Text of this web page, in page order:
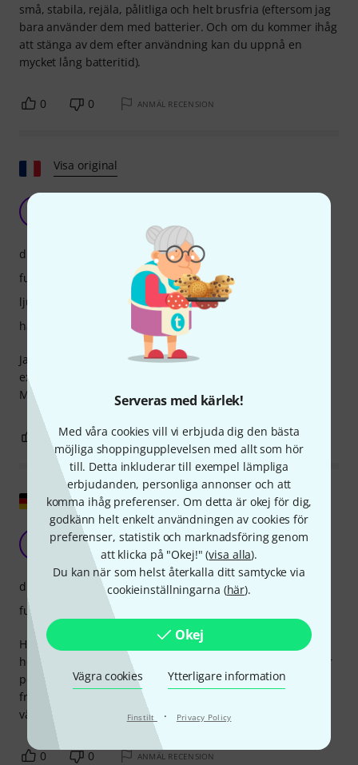
Serveras med kärlek!
Med våra cookies vill vi erbjuda dig den bästa
möjliga shoppingupplevelsen med allt som hör
till. Detta inkluderar till exempel lämpliga
erbjudanden, personliga annonser och att
komma ihåg preferenser. Om detta är okej för dig,
godkänn helt enkelt användningen av cookies för
preferenser, statistik och marknadsföring genom
att klicka på "Okej!" (visa alla).
Du kan när som helst återkalla ditt samtycke via
cookieinställningarna (här).
Okej
Vägra cookies Ytterligare information
Finstilt · Privacy Policy
små, stabila, rejäla, pålitliga och helt brusfria (eftersom jag
bara använder dem med batterier. Och om du kommer ihåg
att stänga av dem efter användning kan du uppnå en
mycket lång batteritid).
0 0 ANMÄL RECENSION
Visa original
Jag använder den för att (för)mixa 3 tangentbord och 1
expander (i en lyxig Direct Box). Inget brus, ingen förlust.
Minimalt fotavtryck...
drift
funktioner
ljud
hantverkskvalitet
0 ANMÄL RECENSION
Visa original
Rolls MX 44 Pro
,,dk" 24.03.2020
Hej, jag köpte den här mixern för att styra volymen på mitt
hemmabyggda PA-system i min lägenhet. Och det fungerar
perfekt! Fördelar: Mycket robust. Bra förförstärkning. Bra
frekvensgång. Nackdelar: Rattarna är lite vingliga. Med
vänliga hälsningar, "dk"
drift
funktioner
0 0 ANMÄL RECENSION